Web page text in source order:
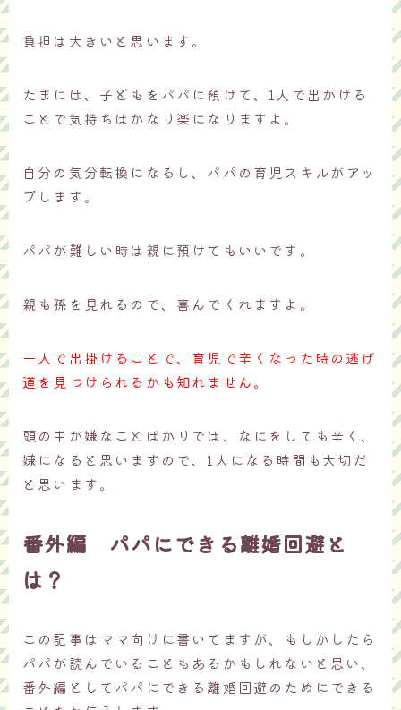
負担は大きいと思います。
たまには、子どもをパパに預けて、1人で出かける
ことで気持ちはかなり楽になりますよ。
自分の気分転換になるし、パパの育児スキルがアッ
プします。
パパが難しい時は親に預けてもいいです。
親も孫を見れるので、喜んでくれますよ。
一人で出掛けることで、育児で辛くなった時の逃げ
道を見つけられるかも知れません。
頭の中が嫌なことばかりでは、なにをしても辛く、
嫌になると思いますので、1人になる時間も大切だ
と思います。
番外編 パパにできる離婚回避と
は？
この記事はママ向けに書いてますが、もしかしたら
パパが読んでいることもあるかもしれないと思い、
番外編としてパパにできる離婚回避のためにできる